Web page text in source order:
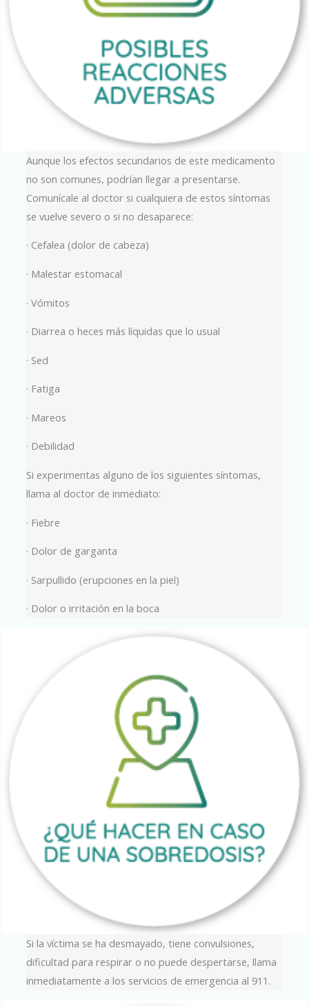
Aunque los efectos secundarios de este medicamento
no son comunes, podrían llegar a presentarse.
Comunícale al doctor si cualquiera de estos síntomas
se vuelve severo o si no desaparece:
· Cefalea (dolor de cabeza)
· Malestar estomacal
· Vómitos
· Diarrea o heces más líquidas que lo usual
· Sed
· Fatiga
· Mareos
· Debilidad
Si experimentas alguno de los siguientes síntomas,
llama al doctor de inmediato:
· Fiebre
· Dolor de garganta
· Sarpullido (erupciones en la piel)
· Dolor o irritación en la boca
Si la víctima se ha desmayado, tiene convulsiones,
dificultad para respirar o no puede despertarse, llama
inmediatamente a los servicios de emergencia al 911.